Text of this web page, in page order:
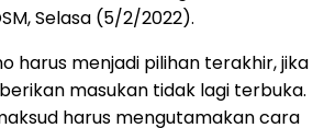
Selasa (5/2/2022).
harus menjadi pilihan terakhir, jika
masukan tidak lagi terbuka.
harus mengutamakan cara